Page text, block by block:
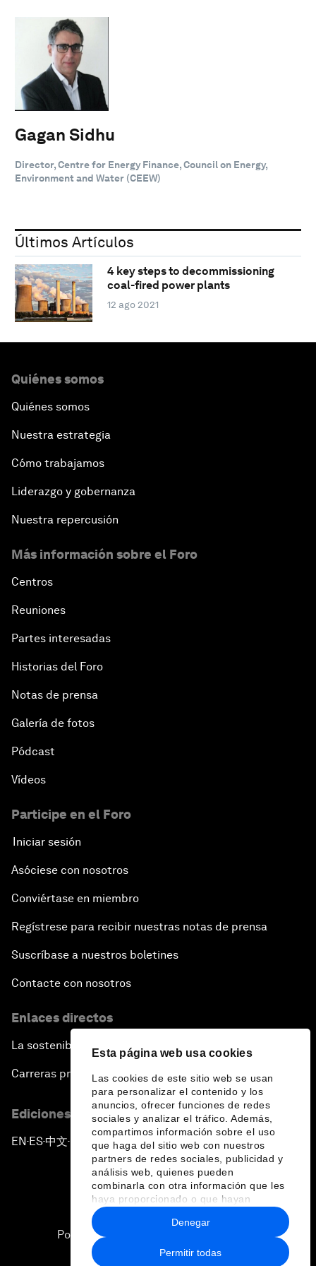
Esta página web usa cookies
Las cookies de este sitio web se usan
para personalizar el contenido y los
anuncios, ofrecer funciones de redes
sociales y analizar el tráfico. Además,
compartimos información sobre el uso
que haga del sitio web con nuestros
partners de redes sociales, publicidad y
análisis web, quienes pueden
combinarla con otra información que les
haya proporcionado o que hayan
recopilado a partir del uso que haya
hecho de sus servicios.
Permitir todas
Denegar
Gagan Sidhu
Director, Centre for Energy Finance, Council on Energy,
Environment and Water (CEEW)
Últimos Artículos
4 key steps to decommissioning
coal-fired power plants
12 ago 2021
Quiénes somos
Quiénes somos
Nuestra estrategia
Cómo trabajamos
Liderazgo y gobernanza
Nuestra repercusión
Más información sobre el Foro
Centros
Reuniones
Partes interesadas
Historias del Foro
Notas de prensa
Galería de fotos
Pódcast
Vídeos
Participe en el Foro
Iniciar sesión
Asóciese con nosotros
Conviértase en miembro
Regístrese para recibir nuestras notas de prensa
Suscríbase a nuestros boletines
Contacte con nosotros
Enlaces directos
La sostenibilidad en el Foro
Carreras profesionales
Ediciones en otros idiomas
EN ▪ES▪中文▪ 日本語
Política de privacidad y normas de uso
Sitemap